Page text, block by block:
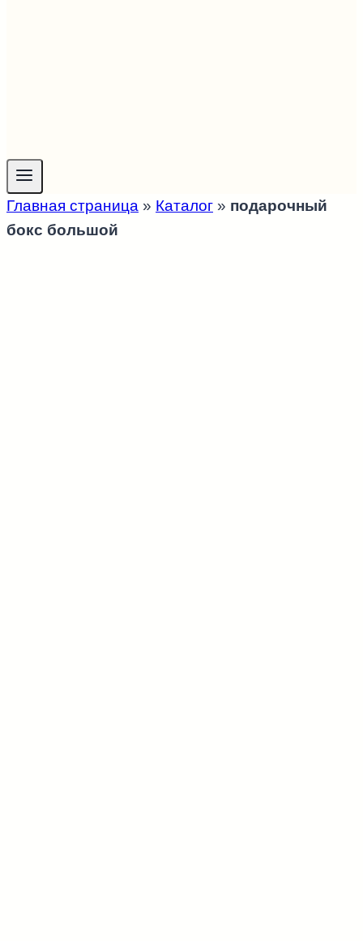
Главная страница » Каталог » подарочный
бокс большой